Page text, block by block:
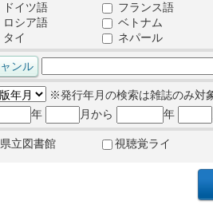
ドイツ語
フランス語
ロシア語
ベトナム
タイ
ネパール
※発行年月の検索は雑誌のみ対
年
月から 年
県立図書館 視聴覚ライ